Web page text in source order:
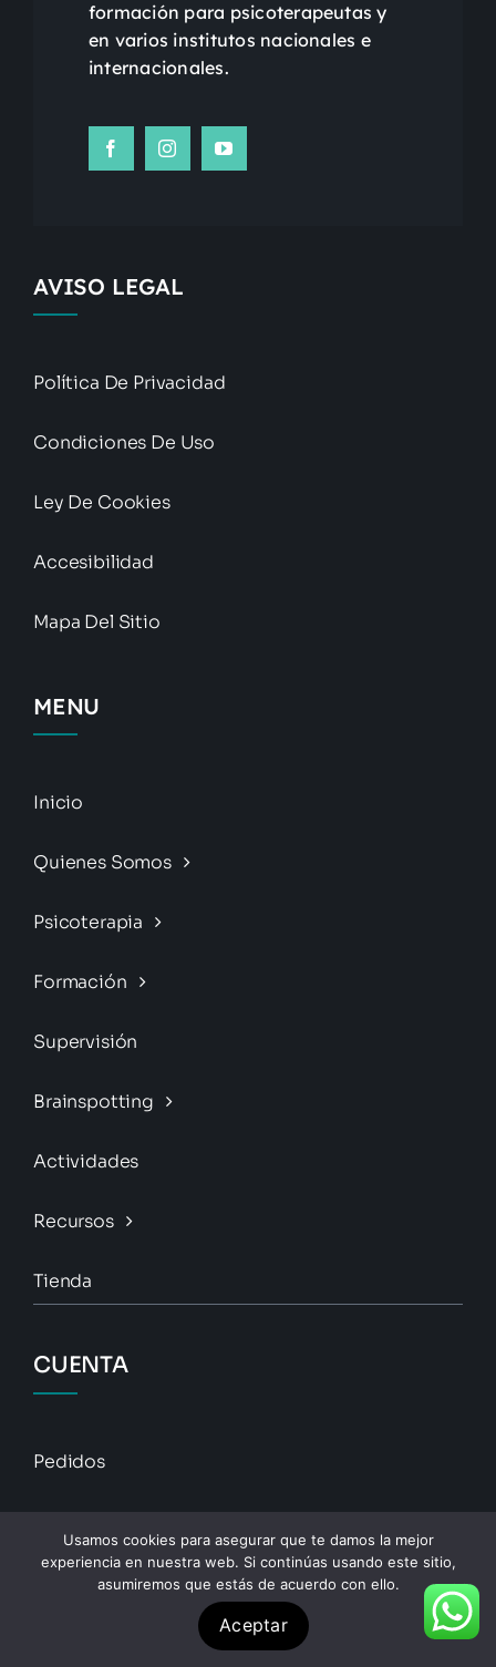
formación para psicoterapeutas y
en varios institutos nacionales e
internacionales.
AVISO LEGAL
Política De Privacidad
Condiciones De Uso
Ley De Cookies
Accesibilidad
Mapa Del Sitio
MENU
Inicio
Quienes Somos
Psicoterapia
Formación
Supervisión
Brainspotting
Actividades
Recursos
Tienda
CUENTA
Pedidos
Direcciones
Detalles De La Cuenta
Usamos cookies para asegurar que te damos la mejor
experiencia en nuestra web. Si continúas usando este sitio,
asumiremos que estás de acuerdo con ello.
Aceptar